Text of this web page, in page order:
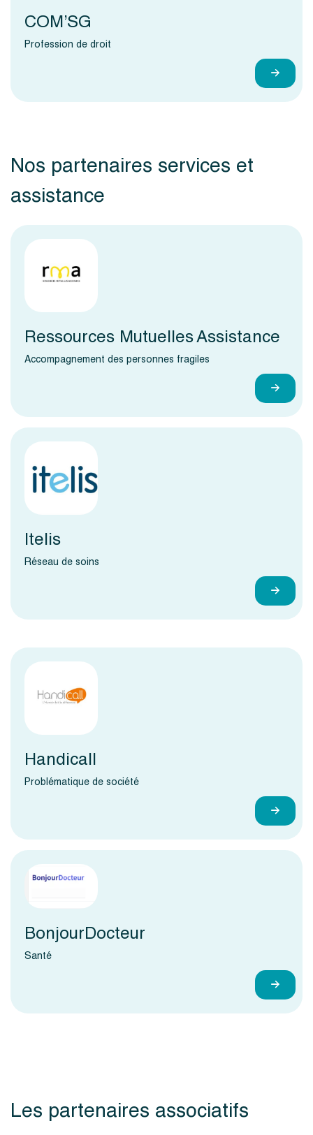
COM’SG
Profession de droit
Nos partenaires services et
assistance
Ressources Mutuelles Assistance
Accompagnement des personnes fragiles
Itelis
Réseau de soins
Handicall
Problématique de société
BonjourDocteur
Santé
Les partenaires associatifs